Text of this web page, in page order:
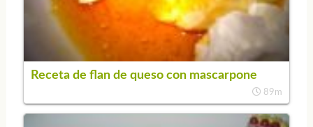
Receta de flan de queso con mascarpone
89m